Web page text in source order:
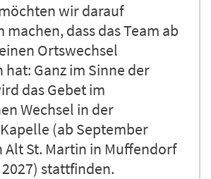
wir darauf
machen, dass das Team ab
Ortswechsel
hat: Ganz im Sinne der
das Gebet im
Wechsel in der
Kapelle (ab September
Alt St. Martin in Muffendorf
stattfinden.